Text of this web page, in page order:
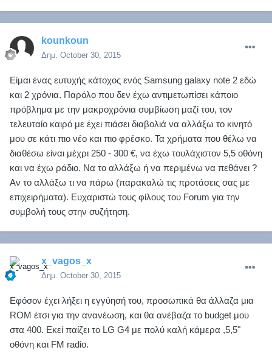
kounkoun
Δημ. October 30, 2015
Είμαι ένας ευτυχής κάτοχος ενός Samsung galaxy note 2 εδώ
και 2 χρόνια. Παρόλο που δεν έχω αντιμετωπίσει κάποιο
πρόβλημα με την μακροχρόνια συμβίωση μαζί του, τον
τελευταίο καιρό με έχει πιάσει διαβολιά να αλλάξω το κινητό
μου σε κάτι πιο νέο και πιο φρέσκο. Τα χρήματα που θέλω να
διαθέσω είναι μέχρι 250 - 300 €, να έχω τουλάχιστον 5,5 οθόνη
και να έχω ράδιο. Να το αλλάξω ή να περιμένω να πεθάνει ?
Αν το αλλάξω τι να πάρω (παρακαλώ τις προτάσεις σας με
επιχειρήματα). Ευχαριστώ τους φίλους του Forum για την
συμβολή τους στην συζήτηση.
x_vagos_x
Δημ. October 30, 2015
Εφόσον έχει λήξει η εγγύησή του, προσωπικά θα άλλαζα μια
ROΜ έτσι για την ανανέωση, και θα ανέβαζα το budget μου
στα 400. Εκεί παίζει το LG G4 με πολύ καλή κάμερα ,5,5"
οθόνη και FM radio.